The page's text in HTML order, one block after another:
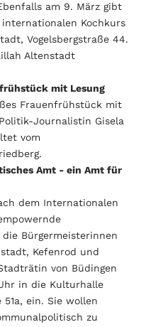
am 9. März gibt
internationalen Kochkurs
Vogelsbergstraße 44.
Altenstadt
mit Lesung
Frauenfrühstück mit
Journalistin Gisela
vom
Amt - ein Amt für
dem Internationalen
Bürgermeisterinnen
Kefenrod und
von Büdingen
in die Kulturhalle
ein. Sie wollen
zu